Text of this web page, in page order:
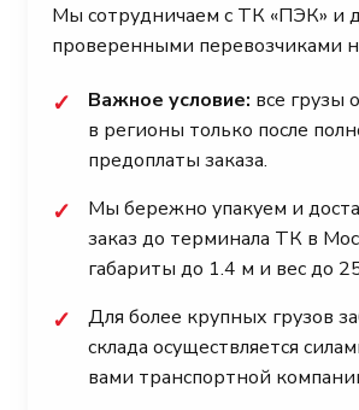
Мы сотрудничаем с ТК «ПЭК» и
проверенными перевозчиками
✓ Важное условие: все грузы
в регионы только после
предоплаты заказа.
✓
Мы бережно упакуем и
заказ до терминала ТК в
габариты до 1.4 м и вес до
✓
Для более крупных грузов
склада осуществляется
вами транспортной